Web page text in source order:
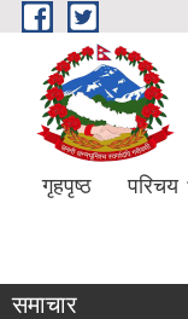
Skip to main content
गृहपृष्ठ परिचय
समाचार